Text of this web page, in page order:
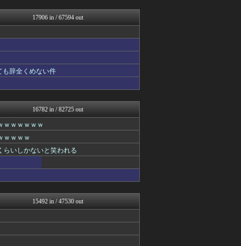
サイ速
アニゲー速報
不思議.net - 5ch...
おたくみくす 声優まとめ
いたしん！
広島東洋カープまとめブログ...
正義の見方
mutyunのゲーム+αブ...
痛いニュース(ﾉ∀`)
気団談
ウマ娘まとめ速報うまろぐ
Y速報
パチンコ・パチスロ.com
【2ch】ニュー速クオリテ...
ルフレch. - ファイア...
オレ的ゲーム速報＠刃
モッコスヌ〜ン
17906 in / 67594 out
も辞全くめない件
16782 in / 82725 out
ｗｗｗｗｗｗ
ｗｗｗｗ
らいしかないと笑われる
15492 in / 47530 out